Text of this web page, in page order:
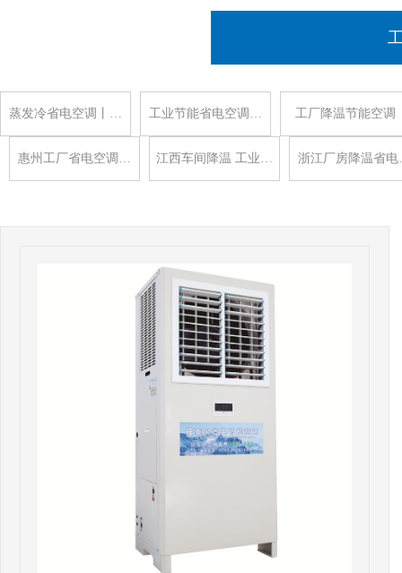
蒸发冷省电空调丨… 工业节能省电空调… 工厂降温节能空调
惠州工厂省电空调… 江西车间降温 工业… 浙江厂房降温省